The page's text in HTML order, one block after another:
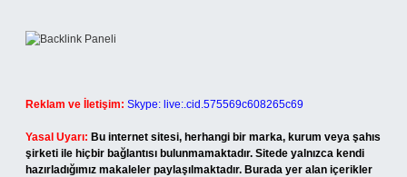
Reklam ve İletişim: Skype: live:.cid.575569c608265c69
Yasal Uyarı: Bu internet sitesi, herhangi bir marka, kurum veya şahıs
şirketi ile hiçbir bağlantısı bulunmamaktadır. Sitede yalnızca kendi
hazırladığımız makaleler paylaşılmaktadır. Burada yer alan içerikler